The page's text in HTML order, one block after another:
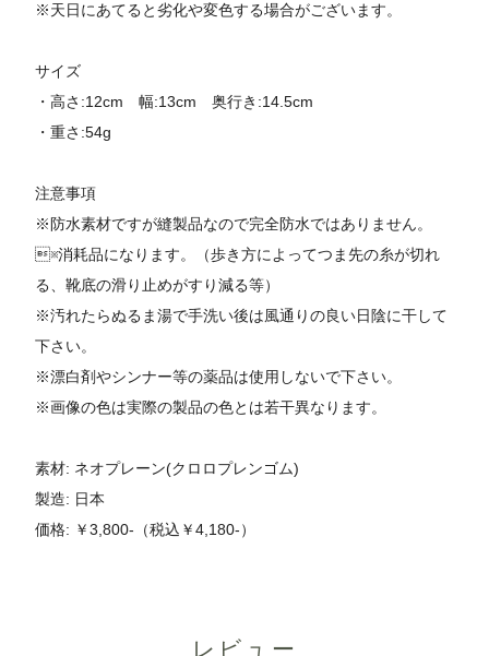
※天日にあてると劣化や変色する場合がございます。
サイズ
・高さ:12cm 幅:13cm 奥行き:14.5cm
・重さ:54g
注意事項
※防水素材ですが縫製品なので完全防水ではありません。
※消耗品になります。（歩き方によってつま先の糸が切れ
る、靴底の滑り止めがすり減る等）
※汚れたらぬるま湯で手洗い後は風通りの良い日陰に干して
下さい。
※漂白剤やシンナー等の薬品は使用しないで下さい。
※画像の色は実際の製品の色とは若干異なります。
素材: ネオプレーン(クロロプレンゴム)
製造: 日本
価格: ￥3,800-（税込￥4,180-）
レビュー